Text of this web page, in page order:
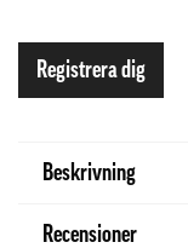
Registrera dig
Beskrivning
Recensioner